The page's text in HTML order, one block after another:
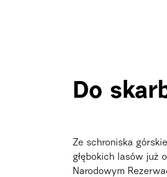
Do
Ze schroniska
głębokich lasów już
Narodowym